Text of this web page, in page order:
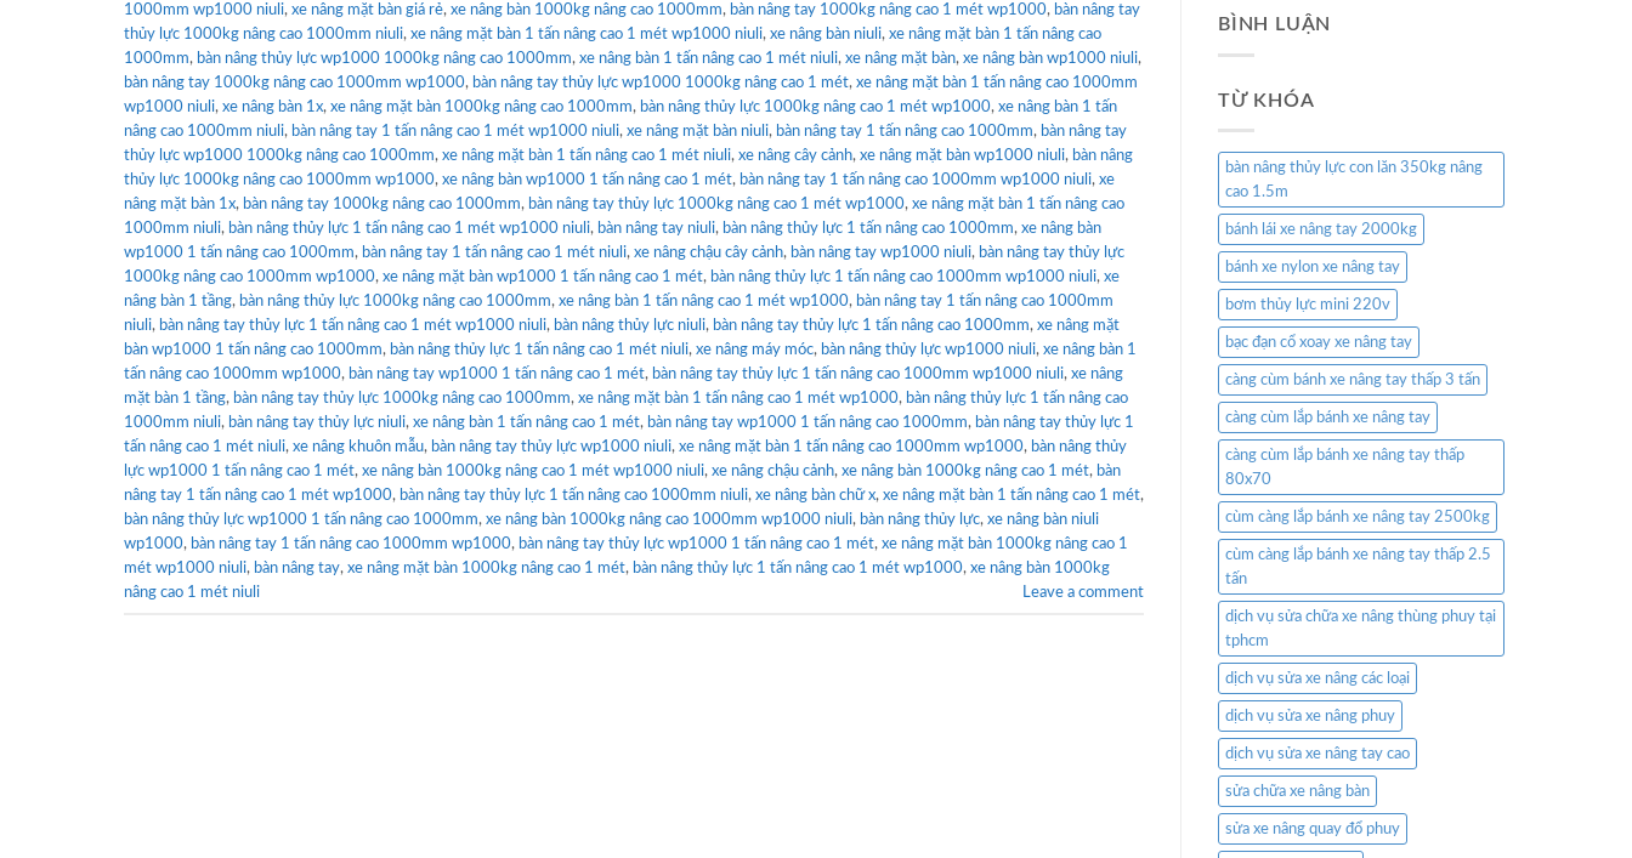
1000mm wp1000 niuli, xe nâng mặt bàn giá rẻ, xe nâng bàn 1000kg nâng cao 1000mm, bàn nâng tay 1000kg nâng cao 1 mét wp1000, bàn nâng tay
thủy lực 1000kg nâng cao 1000mm niuli, xe nâng mặt bàn 1 tấn nâng cao 1 mét wp1000 niuli, xe nâng bàn niuli, xe nâng mặt bàn 1 tấn nâng cao
1000mm, bàn nâng thủy lực wp1000 1000kg nâng cao 1000mm, xe nâng bàn 1 tấn nâng cao 1 mét niuli, xe nâng mặt bàn, xe nâng bàn wp1000 niuli,
bàn nâng tay 1000kg nâng cao 1000mm wp1000, bàn nâng tay thủy lực wp1000 1000kg nâng cao 1 mét, xe nâng mặt bàn 1 tấn nâng cao 1000mm
wp1000 niuli, xe nâng bàn 1x, xe nâng mặt bàn 1000kg nâng cao 1000mm, bàn nâng thủy lực 1000kg nâng cao 1 mét wp1000, xe nâng bàn 1 tấn
nâng cao 1000mm niuli, bàn nâng tay 1 tấn nâng cao 1 mét wp1000 niuli, xe nâng mặt bàn niuli, bàn nâng tay 1 tấn nâng cao 1000mm, bàn nâng tay
thủy lực wp1000 1000kg nâng cao 1000mm, xe nâng mặt bàn 1 tấn nâng cao 1 mét niuli, xe nâng cây cảnh, xe nâng mặt bàn wp1000 niuli, bàn nâng
thủy lực 1000kg nâng cao 1000mm wp1000, xe nâng bàn wp1000 1 tấn nâng cao 1 mét, bàn nâng tay 1 tấn nâng cao 1000mm wp1000 niuli, xe
nâng mặt bàn 1x, bàn nâng tay 1000kg nâng cao 1000mm, bàn nâng tay thủy lực 1000kg nâng cao 1 mét wp1000, xe nâng mặt bàn 1 tấn nâng cao
1000mm niuli, bàn nâng thủy lực 1 tấn nâng cao 1 mét wp1000 niuli, bàn nâng tay niuli, bàn nâng thủy lực 1 tấn nâng cao 1000mm, xe nâng bàn
wp1000 1 tấn nâng cao 1000mm, bàn nâng tay 1 tấn nâng cao 1 mét niuli, xe nâng chậu cây cảnh, bàn nâng tay wp1000 niuli, bàn nâng tay thủy lực
1000kg nâng cao 1000mm wp1000, xe nâng mặt bàn wp1000 1 tấn nâng cao 1 mét, bàn nâng thủy lực 1 tấn nâng cao 1000mm wp1000 niuli, xe
nâng bàn 1 tầng, bàn nâng thủy lực 1000kg nâng cao 1000mm, xe nâng bàn 1 tấn nâng cao 1 mét wp1000, bàn nâng tay 1 tấn nâng cao 1000mm
niuli, bàn nâng tay thủy lực 1 tấn nâng cao 1 mét wp1000 niuli, bàn nâng thủy lực niuli, bàn nâng tay thủy lực 1 tấn nâng cao 1000mm, xe nâng mặt
bàn wp1000 1 tấn nâng cao 1000mm, bàn nâng thủy lực 1 tấn nâng cao 1 mét niuli, xe nâng máy móc, bàn nâng thủy lực wp1000 niuli, xe nâng bàn 1
tấn nâng cao 1000mm wp1000, bàn nâng tay wp1000 1 tấn nâng cao 1 mét, bàn nâng tay thủy lực 1 tấn nâng cao 1000mm wp1000 niuli, xe nâng
mặt bàn 1 tầng, bàn nâng tay thủy lực 1000kg nâng cao 1000mm, xe nâng mặt bàn 1 tấn nâng cao 1 mét wp1000, bàn nâng thủy lực 1 tấn nâng cao
1000mm niuli, bàn nâng tay thủy lực niuli, xe nâng bàn 1 tấn nâng cao 1 mét, bàn nâng tay wp1000 1 tấn nâng cao 1000mm, bàn nâng tay thủy lực 1
tấn nâng cao 1 mét niuli, xe nâng khuôn mẫu, bàn nâng tay thủy lực wp1000 niuli, xe nâng mặt bàn 1 tấn nâng cao 1000mm wp1000, bàn nâng thủy
lực wp1000 1 tấn nâng cao 1 mét, xe nâng bàn 1000kg nâng cao 1 mét wp1000 niuli, xe nâng chậu cảnh, xe nâng bàn 1000kg nâng cao 1 mét, bàn
nâng tay 1 tấn nâng cao 1 mét wp1000, bàn nâng tay thủy lực 1 tấn nâng cao 1000mm niuli, xe nâng bàn chữ x, xe nâng mặt bàn 1 tấn nâng cao 1 mét,
bàn nâng thủy lực wp1000 1 tấn nâng cao 1000mm, xe nâng bàn 1000kg nâng cao 1000mm wp1000 niuli, bàn nâng thủy lực, xe nâng bàn niuli
wp1000, bàn nâng tay 1 tấn nâng cao 1000mm wp1000, bàn nâng tay thủy lực wp1000 1 tấn nâng cao 1 mét, xe nâng mặt bàn 1000kg nâng cao 1
mét wp1000 niuli, bàn nâng tay, xe nâng mặt bàn 1000kg nâng cao 1 mét, bàn nâng thủy lực 1 tấn nâng cao 1 mét wp1000, xe nâng bàn 1000kg
nâng cao 1 mét niuli
Leave a comment
BÌNH LUẬN
TỪ KHÓA
bàn nâng thủy lực con lăn 350kg nâng
cao 1.5m
bánh lái xe nâng tay 2000kg
bánh xe nylon xe nâng tay
bơm thủy lực mini 220v
bạc đạn cổ xoay xe nâng tay
càng cùm bánh xe nâng tay thấp 3 tấn
càng cùm lắp bánh xe nâng tay
càng cùm lắp bánh xe nâng tay thấp
80x70
cùm càng lắp bánh xe nâng tay 2500kg
cùm càng lắp bánh xe nâng tay thấp 2.5
tấn
dịch vụ sửa chữa xe nâng thùng phuy tại
tphcm
dịch vụ sửa xe nâng các loại
dịch vụ sửa xe nâng phuy
dịch vụ sửa xe nâng tay cao
sửa chữa xe nâng bàn
sửa xe nâng quay đổ phuy